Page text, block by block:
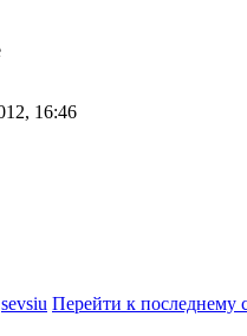
16:46
sevsiu Перейти к последнему